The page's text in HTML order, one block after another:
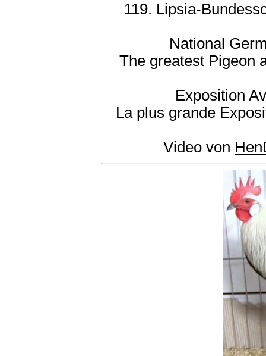
119. Lipsia-
National
The greatest Pigeon
Exposition
La plus grande
Video von